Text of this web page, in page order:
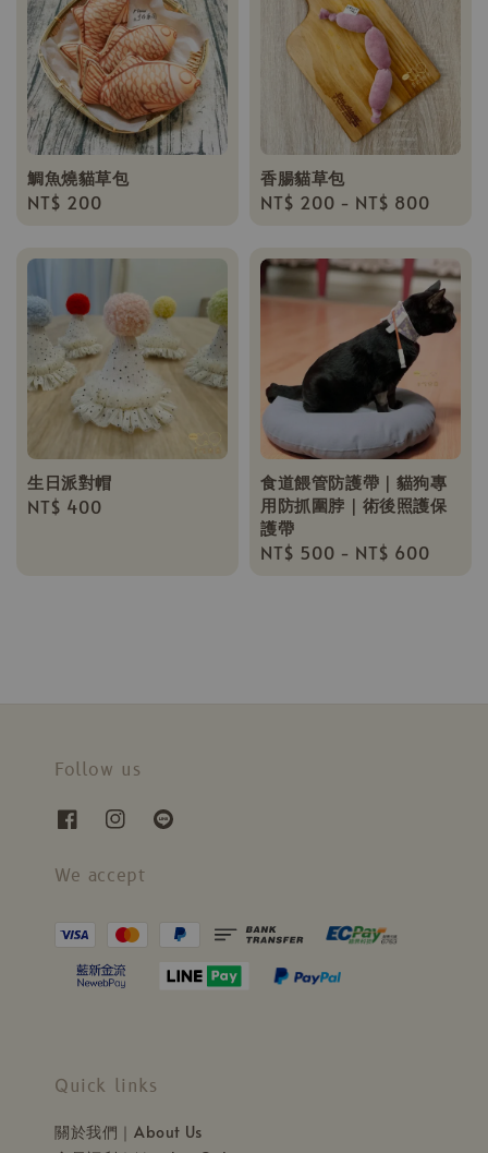
鯛魚燒貓草包
Regular
NT$ 200
香腸貓草包
Regular
NT$ 200 - NT$ 800
生日派對帽
Regular
NT$ 400
食道餵管防護帶｜貓狗專
用防抓圍脖｜術後照護保
護帶
Regular
NT$ 500 - NT$ 600
Follow us
We accept
Quick links
關於我們｜About Us